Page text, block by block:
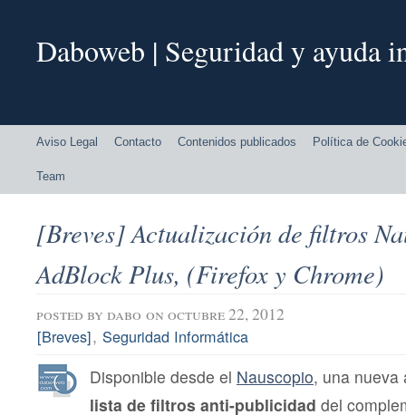
Daboweb | Seguridad y ayuda
Aviso Legal Contacto Contenidos publicados Política de
Team
[Breves] Actualización de filtros
AdBlock Plus, (Firefox y Chrome)
posted by dabo on octubre 22, 2012
[Breves], Seguridad Informática
Disponible desde el Nauscopio, una nueva
lista de filtros anti-publicidad del